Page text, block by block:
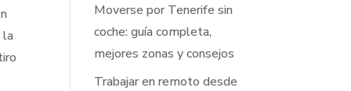
Moverse por Tenerife sin
coche: guía completa,
mejores zonas y consejos
Trabajar en remoto desde